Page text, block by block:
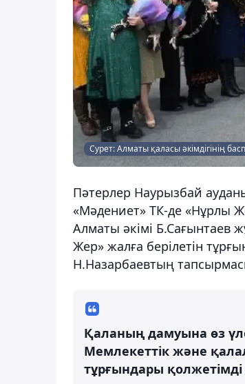
Сурет: Алматы қаласы әкімдігінің
Пәтерлер Наурызбай
«Мәдениет» ТК-де «Нұрлы
Алматы әкімі Б.Сағынтаев
Жер» жалға берілетін
Н.Назарбаевтың
Қаланың дамуына өз
Мемлекеттік және
тұрғындары